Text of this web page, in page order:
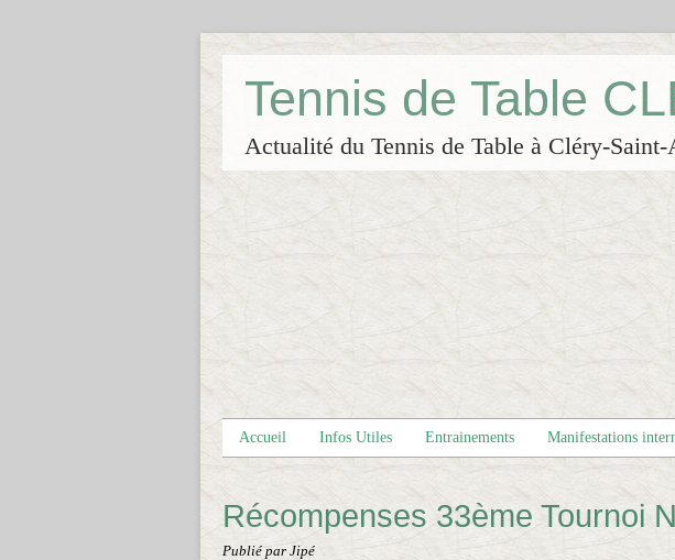
Tennis de Table
Actualité du Tennis de Table à Cléry-Saint-
Accueil Infos Utiles Entrainements Manifestations
Récompenses 33ème Tournoi
Publié par Jipé